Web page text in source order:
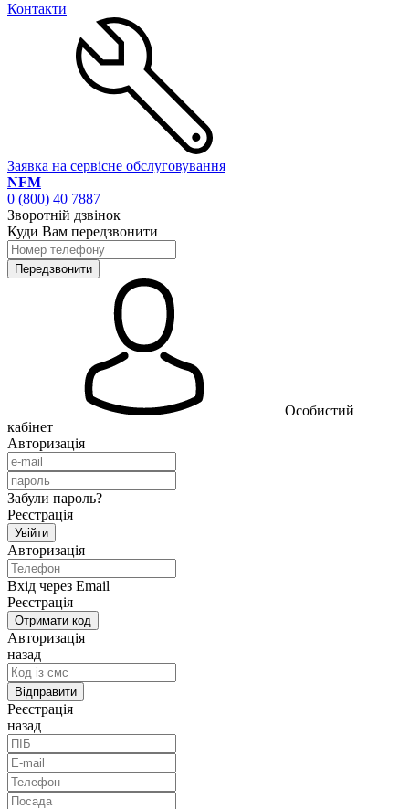
Контакти
Заявка на сервісне обслуговування
NFM
0 (800) 40 7887
Зворотній дзвінок
Куди Вам передзвонити
Особистий
кабінет
Авторизація
Забули пароль?
Реєстрація
Авторизація
Вхід через Email
Реєстрація
Авторизація
назад
Реєстрація
назад